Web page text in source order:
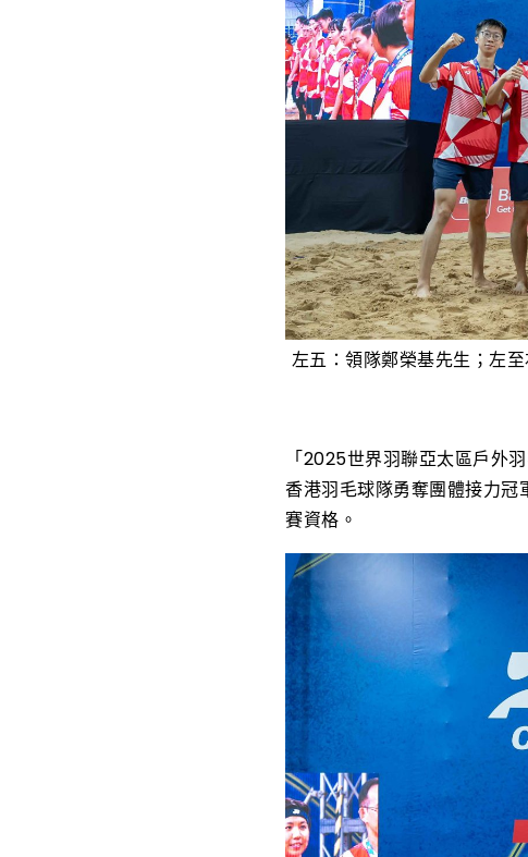
左五：領隊鄭榮基先生；左
「2025世界羽聯亞太區戶外
香港羽毛球隊勇奪團體接力冠
賽資格。